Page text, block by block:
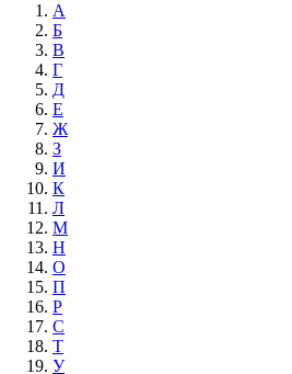
А
Б
В
Г
Д
Е
Ж
З
И
К
Л
М
Н
О
П
Р
С
Т
У